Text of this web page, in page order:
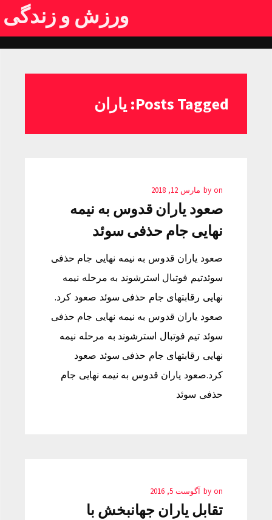
ورزش و زندگی
Posts Tagged: یاران
by on مارس 12, 2018
صعود یاران قدوس به نیمه
نهایی جام حذفی سوئد
صعود یاران قدوس به نیمه نهایی جام حذفی
سوئدتیم فوتبال استرشوند به مرحله نیمه
نهایی رقابتهای جام حذفی سوئد صعود کرد.
صعود یاران قدوس به نیمه نهایی جام حذفی
سوئد تیم فوتبال استرشوند به مرحله نیمه
نهایی رقابتهای جام حذفی سوئد صعود
کرد.صعود یاران قدوس به نیمه نهایی جام
حذفی سوئد
by on آگوست 5, 2016
تقابل یاران جهانبخش با